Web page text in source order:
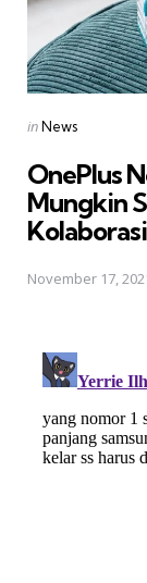
Posted
inNews
OnePlus
Mungkin
November 17,